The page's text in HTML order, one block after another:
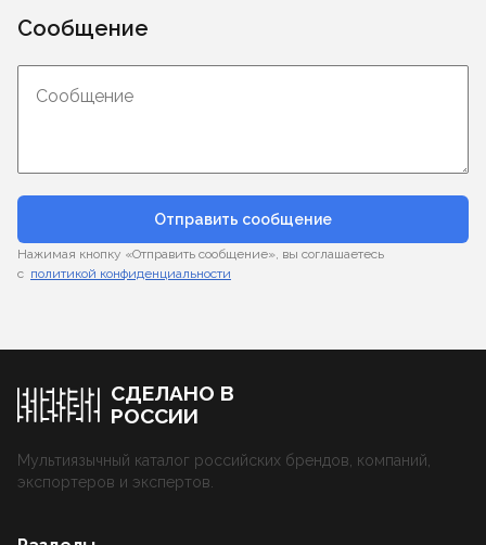
Сообщение
Отправить сообщение
Нажимая кнопку «Отправить сообщение», вы соглашаетесь
с политикой конфиденциальности
СДЕЛАНО В
РОССИИ
Мультиязычный каталог российских брендов, компаний,
экспортеров и экспертов.